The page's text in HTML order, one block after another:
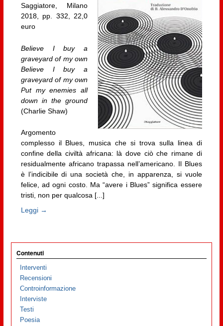
Saggiatore, Milano
2018, pp. 332, 22,0
euro
Believe I buy a
graveyard of my own
Believe I buy a
graveyard of my own
Put my enemies all
down in the ground
(Charlie Shaw)
Argomento
complesso il Blues, musica che si trova sulla linea di
confine della civiltà africana: là dove ciò che rimane di
residualmente africano trapassa nell’americano. Il Blues
è l’indicibile di una società che, in apparenza, si vuole
felice, ad ogni costo. Ma “avere i Blues” significa essere
tristi, non per qualcosa [...]
Leggi →
Contenuti
Interventi
Recensioni
Controinformazione
Interviste
Testi
Poesia